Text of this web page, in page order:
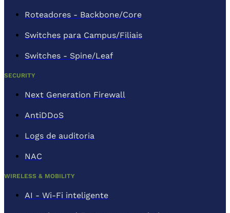
Roteadores - Backbone/Core
Switches para Campus/Filiais
Switches - Spine/Leaf
SECURITY
Next Generation Firewall
AntiDDoS
Logs de auditoria
NAC
WIRELESS & MOBILITY
AI - Wi-Fi inteligente